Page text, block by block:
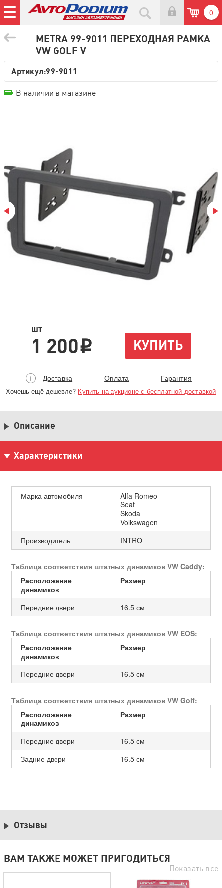
0
METRA 99-9011 ПЕРЕХОДНАЯ РАМКА
VW GOLF V
Артикул:99-9011
шт
1 200i КУПИТЬ
Доставка Оплата Гарантия
Хочешь ещё дешевле? Купить на аукционе с бесплатной доставкой
В наличии в магазине
Описание
Характеристики
Марка автомобиля
Alfa Romeo
Seat
Skoda
Volkswagen
Производитель
INTRO
Таблица соответствия штатных динамиков VW Caddy:
Расположение
динамиков
Размер
Передние двери 16.5 см
Таблица соответствия штатных динамиков VW EOS:
Расположение
динамиков
Размер
Передние двери 16.5 см
Таблица соответствия штатных динамиков VW Golf:
Расположение
динамиков
Размер
Передние двери
16.5 см
Задние двери
16.5 см
Отзывы
ВАМ ТАКЖЕ МОЖЕТ ПРИГОДИТЬСЯ
Показать все